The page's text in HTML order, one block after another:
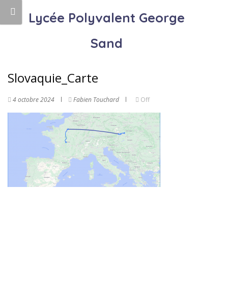
Lycée Polyvalent George
Sand
Slovaquie_Carte
4 octobre 2024 Fabien Touchard Off